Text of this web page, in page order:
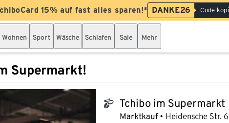
15% auf fast alles sparen!* DANKE26 Code
Wohnen Sport Wäsche Schlafen Sale Mehr
Supermarkt!
tchibo_logo Tchibo im Supermarkt
Marktkauf Heidensche Str.